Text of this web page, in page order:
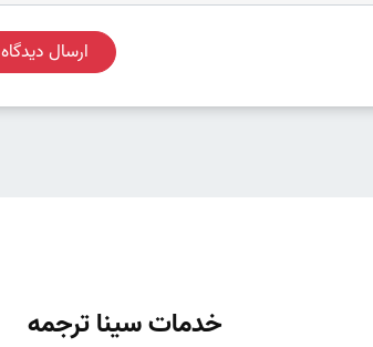
ارسال دیدگاه
خدمات سینا ترجمه